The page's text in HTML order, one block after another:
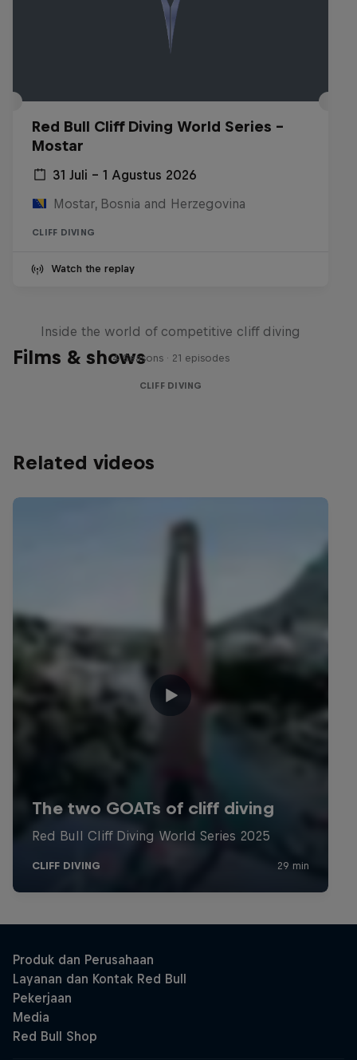
Red Bull Cliff Diving World Series -
Mostar
31 Juli – 1 Agustus 2026
Mostar, Bosnia and Herzegovina
CLIFF DIVING
Watch the replay
Films & shows
Inside the world of competitive cliff diving
4 Seasons · 21 episodes
CLIFF DIVING
Related videos